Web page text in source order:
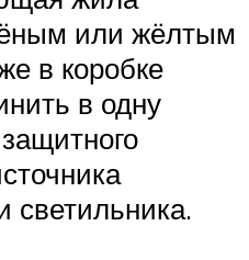
или жёлтым
в коробке
в одну
светильника.